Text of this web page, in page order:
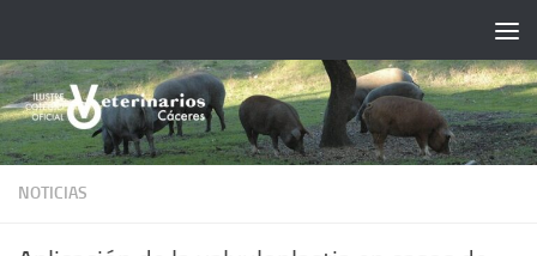
NOTICIAS